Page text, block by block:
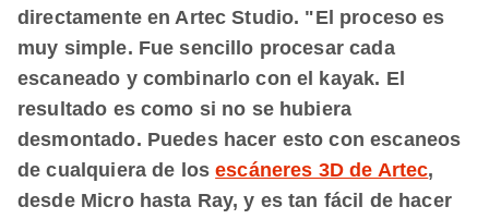
directamente en Artec Studio. "El proceso es
muy simple. Fue sencillo procesar cada
escaneado y combinarlo con el kayak. El
resultado es como si no se hubiera
desmontado. Puedes hacer esto con escaneos
de cualquiera de losescáneres 3D de Artec,
desde Micro hasta Ray, y es tan fácil de hacer